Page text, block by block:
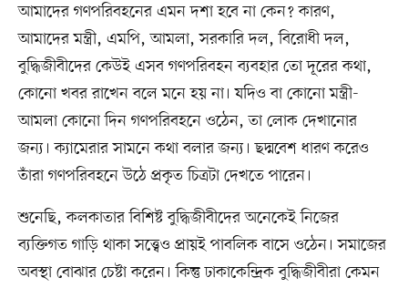
আমাদের গণপরিবহনের এমন দশা হবে না কেন? কারণ,
আমাদের মন্ত্রী, এমপি, আমলা, সরকারি দল, বিরোধী দল,
বুদ্ধিজীবীদের কেউই এসব গণপরিবহন ব্যবহার তো দূরের কথা,
কোনো খবর রাখেন বলে মনে হয় না। যদিও বা কোনো মন্ত্রী-
আমলা কোনো দিন গণপরিবহনে ওঠেন, তা লোক দেখানোর
জন্য। ক্যামেরার সামনে কথা বলার জন্য। ছদ্মবেশ ধারণ করেও
তাঁরা গণপরিবহনে উঠে প্রকৃত চিত্রটা দেখতে পারেন।
শুনেছি, কলকাতার বিশিষ্ট বুদ্ধিজীবীদের অনেকেই নিজের
ব্যক্তিগত গাড়ি থাকা সত্ত্বেও প্রায়ই পাবলিক বাসে ওঠেন। সমাজের
অবস্থা বোঝার চেষ্টা করেন। কিন্তু ঢাকাকেন্দ্রিক বুদ্ধিজীবীরা কেমন